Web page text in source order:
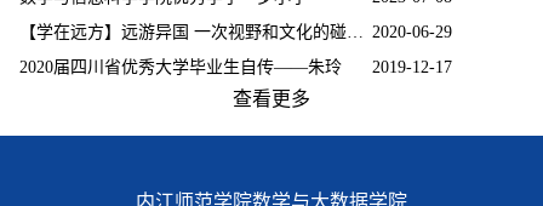
【学在远方】远游异国 一次视野和文化的碰撞 ——我校学子赴马来西亚学习交换归来... 2020-06-29
2020届四川省优秀大学毕业生自传——朱玲
2019-12-17
查看更多
内江师范学院数学与大数据学院